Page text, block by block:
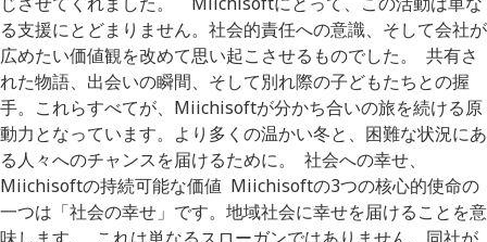
る支援にとどまりません。社会的責任への意識、そして会社が
広めたい価値観を改めて思い起こさせるものでした。 共有さ
れた物語、出会いの瞬間、そして別れ際の子どもたちとの握
手。これらすべてが、Miichisoftが分かち合いの旅を続ける原
動力となっています。より多くの温かい冬と、困難な状況にあ
る人々へのチャンスを届けるために。 社会への幸せ、
Miichisoftの持続可能な価値 Miichisoftの3つの核心的使命の
一つは「社会の幸せ」です。地域社会に幸せを届けることを意